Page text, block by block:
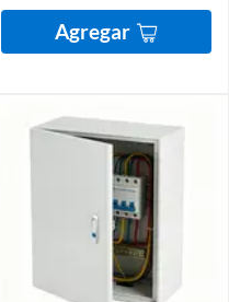
Agregar